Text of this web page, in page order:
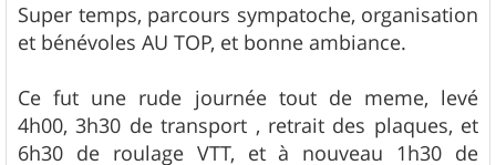
Super temps, parcours sympatoche, organisation
et bénévoles AU TOP, et bonne ambiance.
Ce fut une rude journée tout de meme, levé
4h00, 3h30 de transport , retrait des plaques, et
6h30 de roulage VTT, et à nouveau 1h30 de